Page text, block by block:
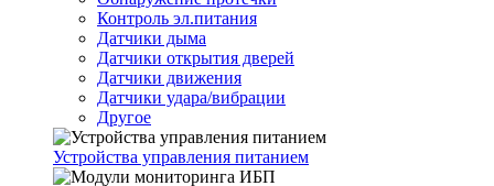
Контроль эл.питания
Датчики дыма
Датчики открытия дверей
Датчики движения
Датчики удара/вибрации
Другое
Устройства управления питанием